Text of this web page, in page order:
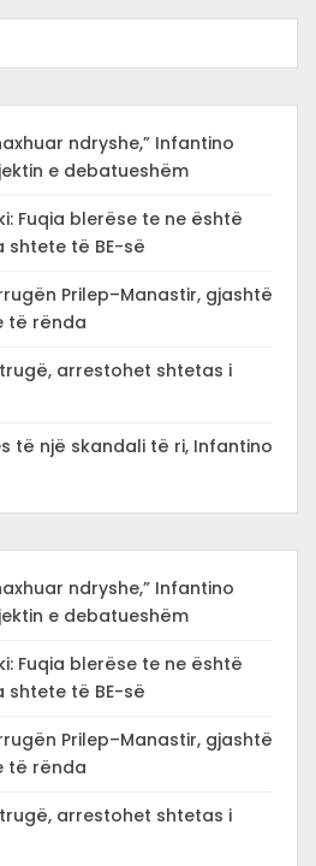
ndryshe,” Infantino
e debatueshëm
Fuqia blerëse te ne është
shtete të BE-së
Prilep–Manastir, gjashtë
të rënda
arrestohet shtetas i
të një skandali të ri, Infantino
ndryshe,” Infantino
e debatueshëm
Fuqia blerëse te ne është
shtete të BE-së
Prilep–Manastir, gjashtë
të rënda
arrestohet shtetas i